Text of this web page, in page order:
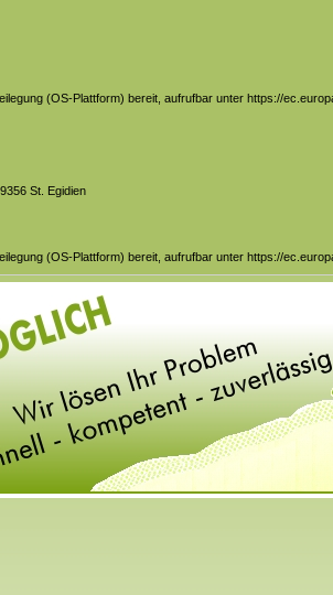
(OS-Plattform) bereit, aufrufbar unter https://
St. Egidien
(OS-Plattform) bereit, aufrufbar unter https://